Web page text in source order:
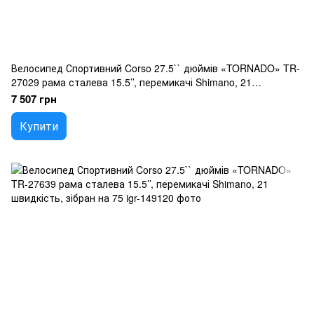
Велосипед Спортивний Corso 27.5`` дюймів «TORNADO» TR-
27029 рама сталева 15.5’’, перемикачі Shimano, 21
швидкість, зібран на 75
7 507 грн
Купити